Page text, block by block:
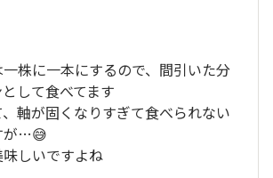
株に一本にするので、間引いた分
して食べてます
軸が固くなりすぎて食べられない
が…😅
しいですよね